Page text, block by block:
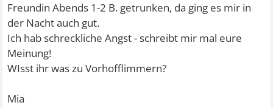
Freundin Abends 1-2 B. getrunken, da ging es mir in
der Nacht auch gut.
Ich hab schreckliche Angst - schreibt mir mal eure
Meinung!
WIsst ihr was zu Vorhofflimmern?
Mia